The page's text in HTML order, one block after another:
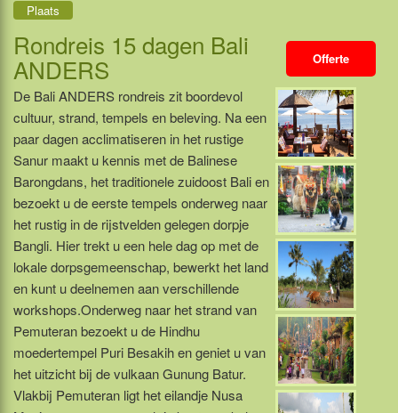
Plaats
Offerte
Rondreis 15 dagen Bali
ANDERS
De Bali ANDERS rondreis zit boordevol
cultuur, strand, tempels en beleving. Na een
paar dagen acclimatiseren in het rustige
Sanur maakt u kennis met de Balinese
Barongdans, het traditionele zuidoost Bali en
bezoekt u de eerste tempels onderweg naar
het rustig in de rijstvelden gelegen dorpje
Bangli. Hier trekt u een hele dag op met de
lokale dorpsgemeenschap, bewerkt het land
en kunt u deelnemen aan verschillende
workshops.Onderweg naar het strand van
Pemuteran bezoekt u de Hindhu
moedertempel Puri Besakih en geniet u van
het uitzicht bij de vulkaan Gunung Batur.
Vlakbij Pemuteran ligt het eilandje Nusa